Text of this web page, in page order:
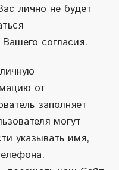
лично не будет
согласия.
от
заполняет
могут
указывать имя,